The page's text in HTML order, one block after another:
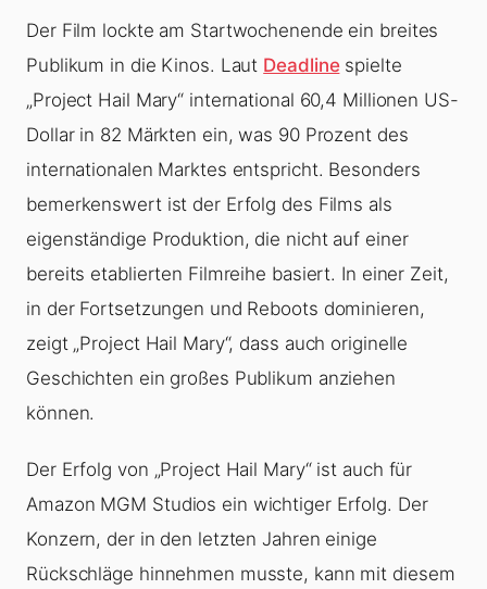
Der Film lockte am Startwochenende ein breites
Publikum in die Kinos. Laut Deadlinespielte
„Project Hail Mary“ international 60,4 Millionen US-
Dollar in 82 Märkten ein, was 90 Prozent des
internationalen Marktes entspricht. Besonders
bemerkenswert ist der Erfolg des Films als
eigenständige Produktion, die nicht auf einer
bereits etablierten Filmreihe basiert. In einer Zeit,
in der Fortsetzungen und Reboots dominieren,
zeigt „Project Hail Mary“, dass auch originelle
Geschichten ein großes Publikum anziehen
können.
Der Erfolg von „Project Hail Mary“ ist auch für
Amazon MGM Studios ein wichtiger Erfolg. Der
Konzern, der in den letzten Jahren einige
Rückschläge hinnehmen musste, kann mit diesem